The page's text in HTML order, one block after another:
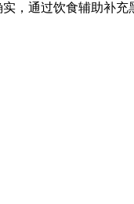
，通过饮食辅助补